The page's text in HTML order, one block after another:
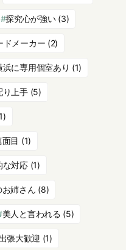
探究心が強い(3)
ドメーカー (2)
浜に専用個室あり (1)
り上手(5)
面目 (1)
な対応(1)
姉さん (8)
美人と言われる (5)
張大歓迎 (1)